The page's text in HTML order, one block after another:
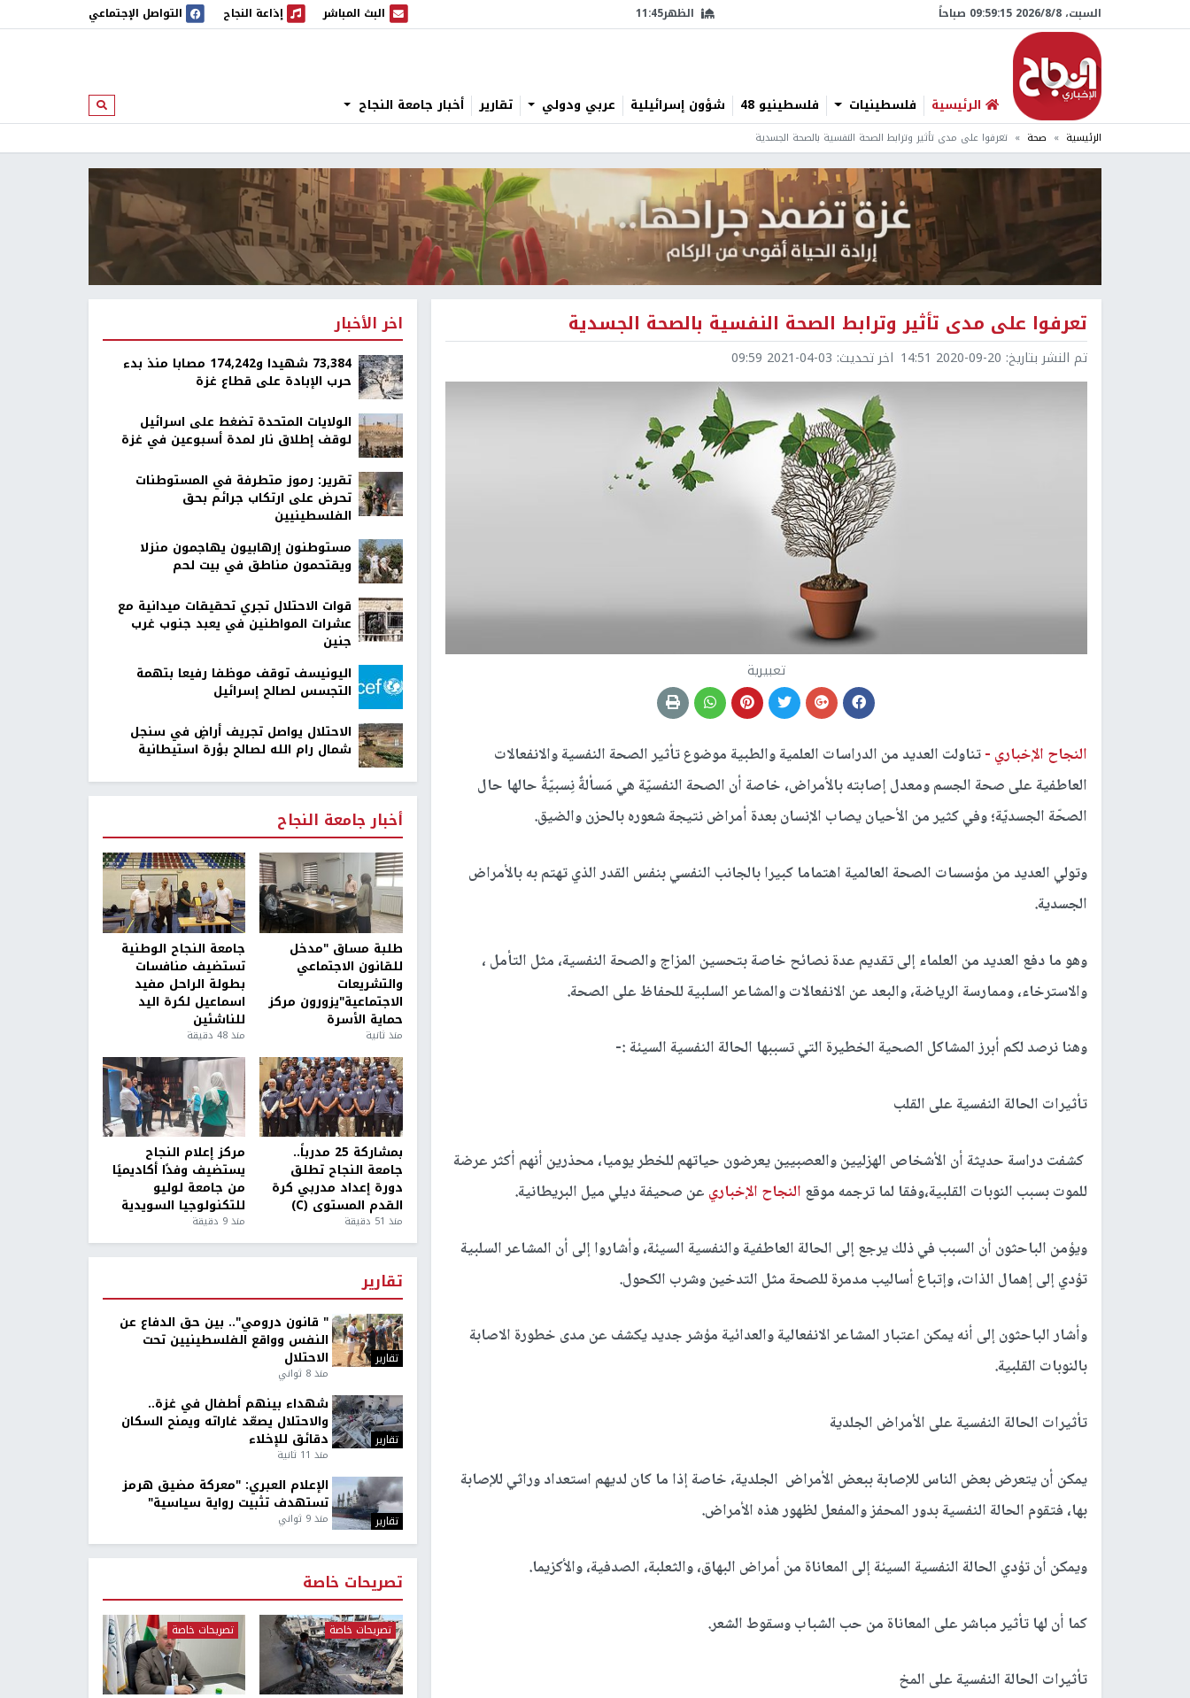
السبت، 8/‏8/‏2026 09:59:16 صباحاً الظهر11:45 البث المباشر
البث المباشر إذاعة النجاح
إذاعة النجاح التواصل الإجتماعي
الرئيسية فلسطينيات فلسطينيو 48 شؤون إسرائيلية عربي ودولي تقارير أخبار جامعة النجاح ابحث
الرئيسية صحة تعرفوا على مدى تأثير وترابط الصحة النفسية بالصحة الجسدية
تعرفوا على مدى تأثير وترابط الصحة النفسية بالصحة الجسدية
تم النشر بتاريخ: 2020-09-20 14:51 اخر تحديث: 2021-04-03 09:59
تعبيرية
النجاح الإخباري -تناولت العديد من الدراسات العلمية والطبية موضوع تأثير الصحة النفسية والانفعالات
العاطفية على صحة الجسم ومعدل إصابته بالأمراض، خاصة أن الصحة النفسيّة هي مَسألةٌ نِسبيّةٌ حالها حال
الصحّة الجسديّة؛ وفي كثير من الأحيان يصاب الإنسان بعدة أمراض نتيجة شعوره بالحزن والضيق.
وتولي العديد من مؤسسات الصحة العالمية اهتماما كبيرا بالجانب النفسي بنفس القدر الذي تهتم به بالأمراض
الجسدية.
وهو ما دفع العديد من العلماء إلى تقديم عدة نصائح خاصة بتحسين المزاج والصحة النفسية، مثل التأمل ،
والاسترخاء، وممارسة الرياضة، والبعد عن الانفعالات والمشاعر السلبية للحفاظ على الصحة.
وهنا نرصد لكم أبرز المشاكل الصحية الخطيرة التي تسببها الحالة النفسية السيئة :-
تأثيرات الحالة النفسية على القلب
كشفت دراسة حديثة أن الأشخاص الهزليين والعصبيين يعرضون حياتهم للخطر يوميا، محذرين أنهم أكثر عرضة
للموت بسبب النوبات القلبية،وفقا لما ترجمه موقع النجاح الإخباري عن صحيفة ديلي ميل البريطانية.
ويؤمن الباحثون أن السبب في ذلك يرجع إلى الحالة العاطفية والنفسية السيئة، وأشاروا إلى أن المشاعر السلبية
تؤدي إلى إهمال الذات، وإتباع أساليب مدمرة للصحة مثل التدخين وشرب الكحول.
وأشار الباحثون إلى أنه يمكن اعتبار المشاعر الانفعالية والعدائية مؤشر جديد يكشف عن مدى خطورة الاصابة
بالنوبات القلبية.
تأثيرات الحالة النفسية على الأمراض الجلدية
يمكن أن يتعرض بعض الناس للإصابة ببعض الأمراض الجلدية، خاصة إذا ما كان لديهم استعداد وراثي للإصابة
بها، فتقوم الحالة النفسية بدور المحفز والمفعل لظهور هذه الأمراض.
ويمكن أن تؤدي الحالة النفسية السيئة إلى المعاناة من أمراض البهاق، والثعلبة، الصدفية، والأكزيما.
كما أن لها تأثير مباشر على المعاناة من حب الشباب وسقوط الشعر.
تأثيرات الحالة النفسية على المخ
اخر الأخبار
73,384 شهيدا و174,242 مصابا منذ بدء
حرب الإبادة على قطاع غزة
الولايات المتحدة تضغط على اسرائيل
لوقف إطلاق نار لمدة أسبوعين في غزة
تقرير: رموز متطرفة في المستوطنات
تحرض على ارتكاب جرائم بحق
الفلسطينيين
مستوطنون إرهابيون يهاجمون منزلا
ويقتحمون مناطق في بيت لحم
قوات الاحتلال تجري تحقيقات ميدانية مع
عشرات المواطنين في يعبد جنوب غرب
جنين
اليونيسف توقف موظفا رفيعا بتهمة
التجسس لصالح إسرائيل
الاحتلال يواصل تجريف أراضٍ في سنجل
شمال رام الله لصالح بؤرة استيطانية
أخبار جامعة النجاح
طلبة مساق "مدخل
للقانون الاجتماعي
والتشريعات
الاجتماعية"يزورون مركز
حماية الأسرة
منذ ثانية
جامعة النجاح الوطنية
تستضيف منافسات
بطولة الراحل مفيد
اسماعيل لكرة اليد
للناشئين
منذ 48 دقيقة
بمشاركة 25 مدرباً..
جامعة النجاح تطلق
دورة إعداد مدربي كرة
القدم المستوى (C)
منذ 51 دقيقة
مركز إعلام النجاح
يستضيف وفدًا أكاديميًا
من جامعة لوليو
للتكنولوجيا السويدية
منذ 9 دقيقة
تقارير
تقارير
" قانون درومي".. بين حق الدفاع عن
النفس وواقع الفلسطينيين تحت
الاحتلال
منذ 8 ثواني
تقارير
شهداء بينهم أطفال في غزة..
والاحتلال يصعّد غاراته ويمنح السكان
دقائق للإخلاء
منذ 11 ثانية
تقارير
الإعلام العبري: "معركة مضيق هرمز
تستهدف تثبيت رواية سياسية"
منذ 9 ثواني
تصريحات خاصة
تصريحات خاصة تصريحات خاصة